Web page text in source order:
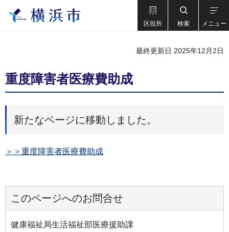
区役所 検索 メニュー
最終更新日 2025年12月2日
重度障害者医療費助成
新たなページに移動しました。
＞＞重度障害者医療費助成
このページへのお問合せ
健康福祉局生活福祉部医療援助課